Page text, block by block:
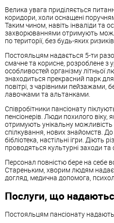
Велика увага приділяється
коридори, холи оснащені
Таким чином, навіть інваліди та
захворюваннями отримують
по території, без будь-яких ризиків.
Постояльцям надається 5-ти
смачне та корисне, розроблене з
особливостей організму літньої
знаходиться прекрасний парк
повітрі, з чарівними пейзажами,
лавочками та альтанками.
Співробітники пансіонату
пенсіонерів. Люди похилого віку,
отримують унікальну можливість
спілкування, нових знайомств. До
бібліотека, настільні ігри. Діють
проводяться культурні заходи та
Персонал повністю бере на себе
Стареньким, хворим людям
догляд, медична допомога,
Послуги, що
Постояльцям пансіонату